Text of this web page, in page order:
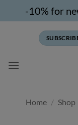
-10% for
Home / Shop